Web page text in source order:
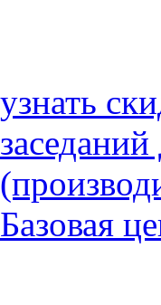
узнать
Базовая